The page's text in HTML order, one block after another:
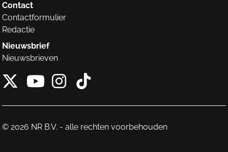
Contact
Contactformulier
Redactie
Nieuwsbrief
Nieuwsbrieven
X van NieuwRechts
Instagram van
Tiktok van
© 2026 NR B.V. - alle rechten voorbehouden